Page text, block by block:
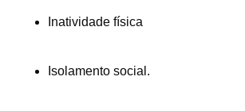
Inatividade física
Isolamento social.